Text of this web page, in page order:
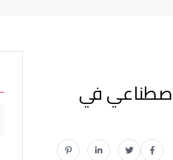
في